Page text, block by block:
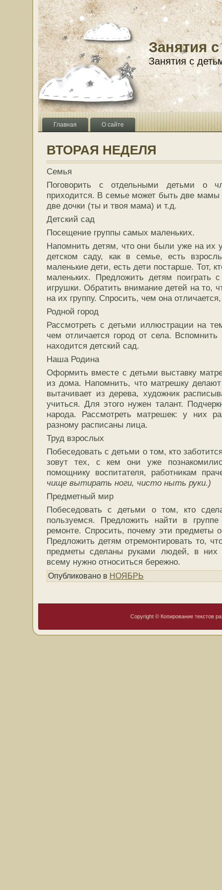
Занятия
Занятия с
Главная О сайте
ВТОРАЯ НЕДЕЛЯ
Семья
Поговорить с отдельными детьми о
приходится. В семье может быть две
две дочки (ты и твоя мама) и т.д.
Детский сад
Посещение группы самых маленьких.
Напомнить детям, что они были уже на их
детском саду, как в семье, есть
маленькие дети, есть дети постарше. Тот,
маленьких. Предложить детям поиграть
игрушки. Обратить внимание детей на то,
на их группу. Спросить, чем она
Родной город
Рассмотреть с детьми иллюстрации на
чем отличается город от села.
находится детский сад.
Наша Родина
Оформить вместе с детьми выставку
из дома. Напомнить, что матрешку
вытачивает из дерева, художник
учиться. Для этого нужен талант.
народа. Рассмотреть матрешек: у них
разному расписаны лица.
Труд взрослых
Побеседовать с детьми о том, кто
зовут тех, с кем они уже
помощнику воспитателя, работникам
чище вытирать ноги, чисто ныть руки.)
Предметный мир
Побеседовать с детьми о том, кто
пользуемся. Предложить найти в
ремонте. Спросить, почему эти предметы
Предложить детям отремонтировать то,
предметы сделаны руками людей, в них
всему нужно относиться бережно.
Опубликовано в НОЯБРЬ
Copyright © Копирование текстов